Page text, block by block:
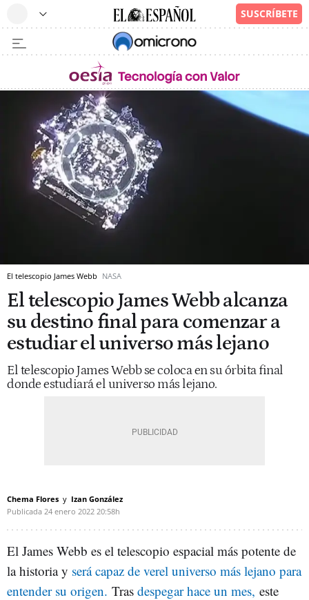
El telescopio James Webb NASA
El telescopio James Webb alcanza
su destino final para comenzar a
estudiar el universo más lejano
El telescopio James Webb se coloca en su órbita final
donde estudiará el universo más lejano.
Chema Flores
Izan González
Publicada 24 enero 2022 20:58h
El James Webb es el telescopio espacial más potente de
la historia y será capaz de verel universo más lejano para
entender su origen. Tras despegar hace un mes, este